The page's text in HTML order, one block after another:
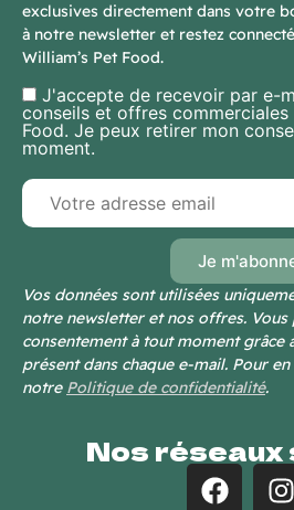
exclusives directement dans votre
à notre newsletter et restez
William’s Pet Food.
J'accepte de recevoir par e-
conseils et offres commerciales
Food. Je peux retirer mon
moment.
Vos données sont utilisées
notre newsletter et nos offres.
consentement à tout moment grâce
présent dans chaque e-mail. Pour
notre Politique de confidentialité.
Nos réseaux